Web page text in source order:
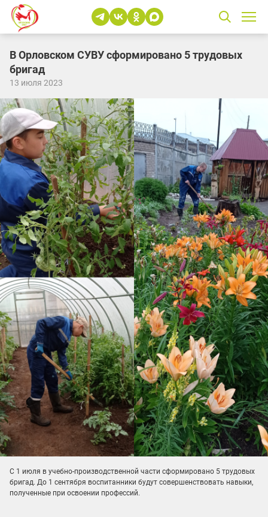
В Орловском СУВУ сформировано 5 трудовых
бригад
13 июля 2023
С 1 июля в учебно-производственной части сформировано 5 трудовых
бригад. До 1 сентября воспитанники будут совершенствовать навыки,
полученные при освоении профессий.